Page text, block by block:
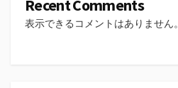
Recent Comments
表示できるコメントはありません。